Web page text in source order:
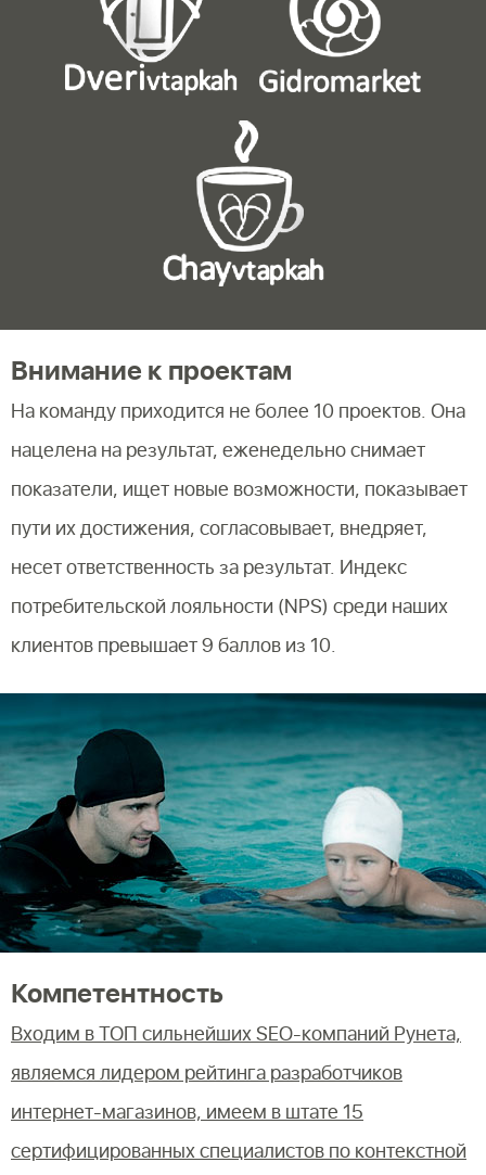
Внимание к проектам
На команду приходится не более 10 проектов. Она
нацелена на результат, еженедельно снимает
показатели, ищет новые возможности, показывает
пути их достижения, согласовывает, внедряет,
несет ответственность за результат. Индекс
потребительской лояльности (NPS) среди наших
клиентов превышает 9 баллов из 10.
Компетентность
Входим в ТОП сильнейших SEO-компаний Рунета,
являемся лидером рейтинга разработчиков
интернет-магазинов, имеем в штате 15
сертифицированных специалистов по контекстной